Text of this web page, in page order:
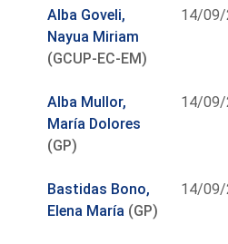
Alba Goveli,
Nayua Miriam
(GCUP-EC-EM)
14/09/
Alba Mullor,
María Dolores
(GP)
14/09/
Bastidas Bono,
Elena María (GP)
14/09/